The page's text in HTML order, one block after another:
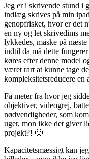
Jeg er i skrivende stund i
indlæg skrives på min
genopfrisket, hvor er det
en ny og let skrivedims
lykkedes, måske på
indtil da må dette
køres efter denne model
været rart at kunne tage
kompleksitetsreducere en
Få meter fra hvor jeg
objektiver, videogrej,
nødvendigheder, som
uger, mon ikke det giver
projekt?! 🙂
Kapacitetsmæssigt kan